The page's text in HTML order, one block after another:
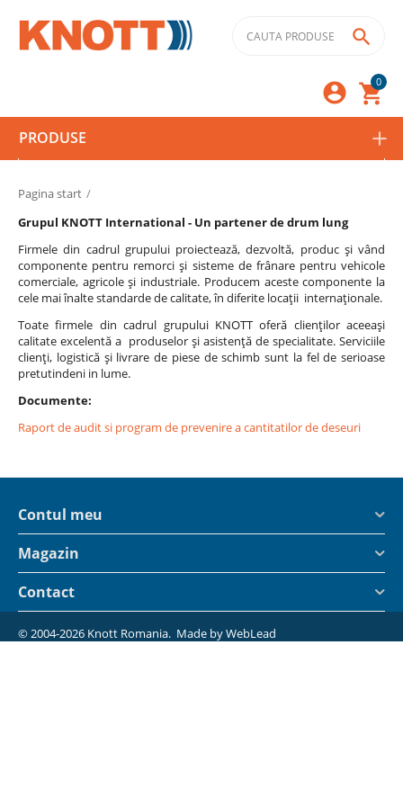
0




PRODUSE
Pagina start /
Grupul KNOTT International - Un partener de drum lung
Firmele din cadrul grupului proiectează, dezvoltă, produc şi vând
componente pentru remorci şi sisteme de frânare pentru vehicole
comerciale, agricole şi industriale. Producem aceste componente la
cele mai înalte standarde de calitate, în diferite locaţii internaţionale.
Toate firmele din cadrul grupului KNOTT oferă clienţilor aceeaşi
calitate excelentă a produselor şi asistenţă de specialitate. Serviciile
clienţi, logistică şi livrare de piese de schimb sunt la fel de serioase
pretutindeni in lume.
Documente:
Raport de audit si program de prevenire a cantitatilor de deseuri
Contul meu
Magazin
Contact
© 2004-2026 Knott Romania. Made byWebLead